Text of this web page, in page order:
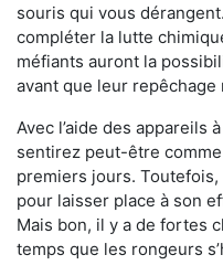
souris qui vous
compléter la lutte
méfiants auront la
avant que leur repêchage
Avec l’aide des appareils
sentirez peut-être
premiers jours. Toutefois,
pour laisser place à son
Mais bon, il y a de fortes
temps que les rongeurs